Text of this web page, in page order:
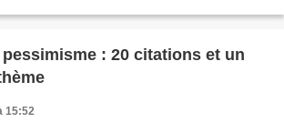
: 20 citations et un
15:52